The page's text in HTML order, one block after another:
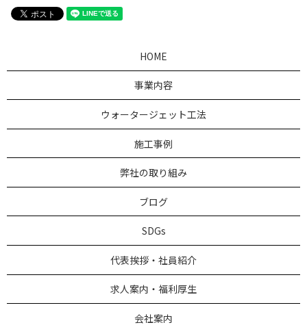
HOME
事業内容
ウォータージェット工法
施工事例
弊社の取り組み
ブログ
SDGs
代表挨拶・社員紹介
求人案内・福利厚生
会社案内